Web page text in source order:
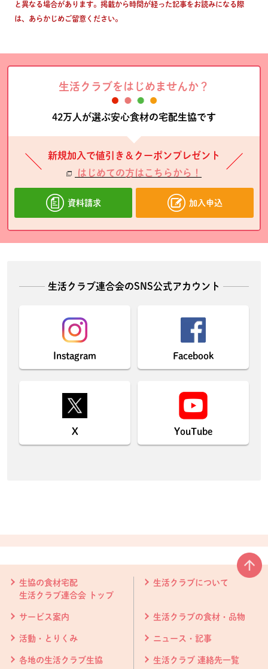
と異なる場合があります。掲載から時間が経った記事をお読みになる際
は、あらかじめご留意ください。
生活クラブをはじめませんか？
42万人が選ぶ安心食材の宅配生協です
新規加入で値引き＆クーポンプレゼント
はじめての方はこちらから！
資料請求 加入申込
生活クラブ連合会のSNS公式アカウント
Instagram Facebook
X YouTube
生協の食材宅配
生活クラブ連合会 トップ
生活クラブについて
サービス案内 生活クラブの食材・品物
活動・とりくみ ニュース・記事
各地の生活クラブ生協 生活クラブ 連絡先一覧